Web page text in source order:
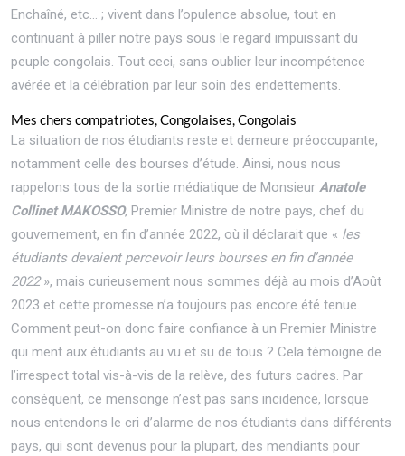
Enchaîné, etc… ; vivent dans l’opulence absolue, tout en
continuant à piller notre pays sous le regard impuissant du
peuple congolais. Tout ceci, sans oublier leur incompétence
avérée et la célébration par leur soin des endettements.
Mes chers compatriotes, Congolaises, Congolais
La situation de nos étudiants reste et demeure préoccupante,
notamment celle des bourses d’étude. Ainsi, nous nous
rappelons tous de la sortie médiatique de Monsieur Anatole
Collinet MAKOSSO, Premier Ministre de notre pays, chef du
gouvernement, en fin d’année 2022, où il déclarait que « les
étudiants devaient percevoir leurs bourses en fin d’année
2022», mais curieusement nous sommes déjà au mois d’Août
2023 et cette promesse n’a toujours pas encore été tenue.
Comment peut-on donc faire confiance à un Premier Ministre
qui ment aux étudiants au vu et su de tous ? Cela témoigne de
l’irrespect total vis-à-vis de la relève, des futurs cadres. Par
conséquent, ce mensonge n’est pas sans incidence, lorsque
nous entendons le cri d’alarme de nos étudiants dans différents
pays, qui sont devenus pour la plupart, des mendiants pour